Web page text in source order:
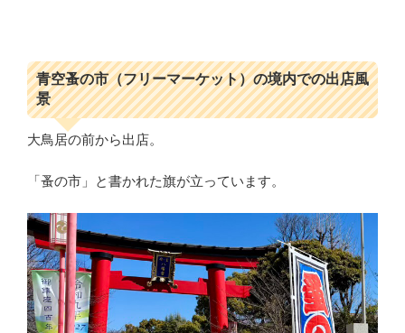
青空蚤の市（フリーマーケット）の境内での出店風
景
大鳥居の前から出店。
「蚤の市」と書かれた旗が立っています。